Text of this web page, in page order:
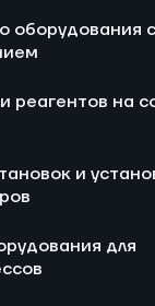
оборудования с
реагентов на
и
для